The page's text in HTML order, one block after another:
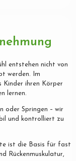
entstehen nicht von
werden. Im
Kinder ihren Körper
lernen.
oder Springen – wir
und kontrolliert zu
ist die Basis für fast
Rückenmuskulatur,